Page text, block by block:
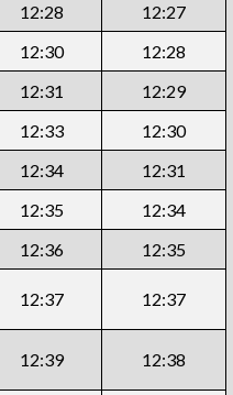
12:28
12:27
12:30
12:28
12:31
12:29
12:33
12:30
12:34
12:31
12:35
12:34
12:36
12:35
12:37 12:37
12:39 12:38